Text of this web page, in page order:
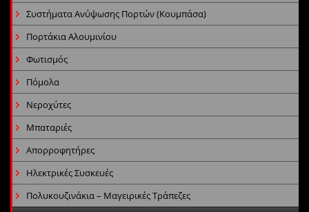
Συστήματα Ανύψωσης Πορτών (Κουμπάσα)
Πορτάκια Αλουμινίου
Φωτισμός
Πόμολα
Νεροχύτες
Μπαταριές
Απορροφητήρες
Ηλεκτρικές Συσκευές
Πολυκουζινάκια – Μαγειρικές Τράπεζες